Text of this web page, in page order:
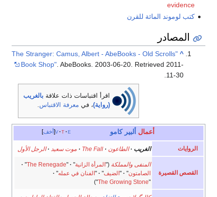
evidence
كتب لوموند المائة للقرن
المصادر
^
"The Stranger: Camus, Albert - AbeBooks - Old Scrolls
Book Shop" . AbeBooks. 2003-06-20 . Retrieved 2011-
11-30
اقرأ اقتباسات ذات علاقة بالغريب
(رواية)، في معرفة الاقتباس.
أخف v t e أعمال ألبير كامو
الروايات الغريب · الطاعون ·
The Fall
· موت سعيد · الرجل الأول
القصص القصيرة
المنفى والمملكة ("المرأة الزانية"
·
"
The Renegade
"
·
الصامتون"
·
"الضيف"
·
"الفنان في عمله"
·
"
The Growing Stone
")